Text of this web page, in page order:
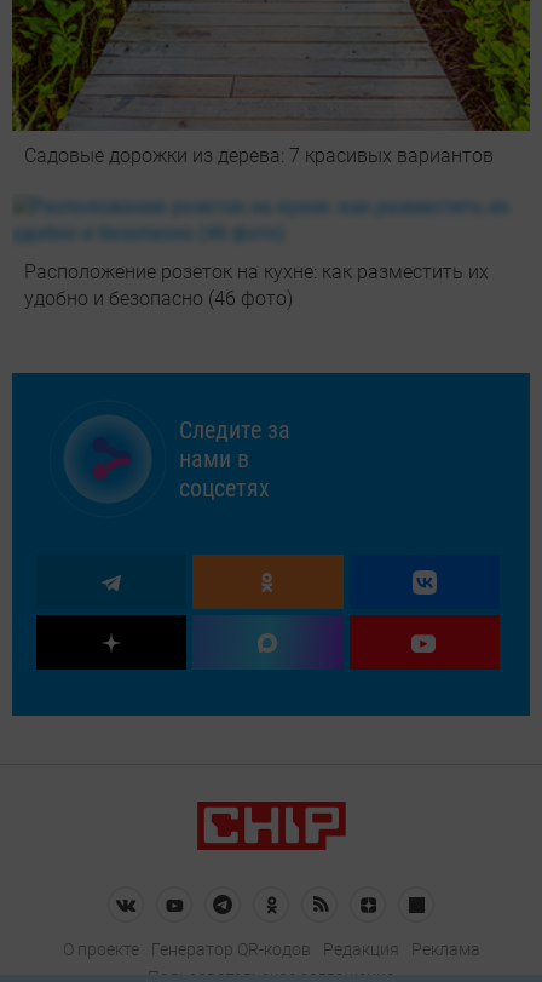
Садовые дорожки из дерева: 7 красивых вариантов
Расположение розеток на кухне: как разместить их
удобно и безопасно (46 фото)
Следите за
нами в
соцсетях
О проекте Генератор QR-кодов Редакция
Реклама
Пользовательское соглашение